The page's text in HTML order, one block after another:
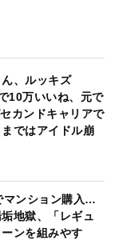
、ルッキズ
10万いいね、元で
カンドキャリアで
ではアイドル崩
マンション購入…
地獄、「レギュ
ンを組みやす